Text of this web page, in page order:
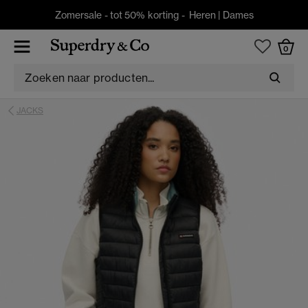
Zomersale - tot 50% korting - Heren | Dames
0
JACKS